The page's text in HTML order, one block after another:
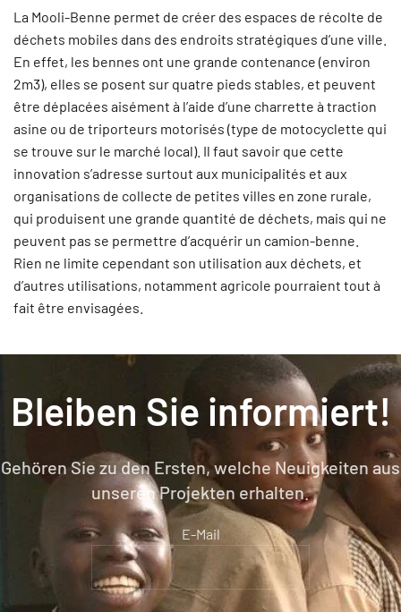
La Mooli-Benne permet de créer des espaces de récolte de
déchets mobiles dans des endroits stratégiques d’une ville.
En effet, les bennes ont une grande contenance (environ
2m3), elles se posent sur quatre pieds stables, et peuvent
être déplacées aisément à l’aide d’une charrette à traction
asine ou de triporteurs motorisés (type de motocyclette qui
se trouve sur le marché local). Il faut savoir que cette
innovation s’adresse surtout aux municipalités et aux
organisations de collecte de petites villes en zone rurale,
qui produisent une grande quantité de déchets, mais qui ne
peuvent pas se permettre d’acquérir un camion-benne.
Rien ne limite cependant son utilisation aux déchets, et
d’autres utilisations, notamment agricole pourraient tout à
fait être envisagées.
Bleiben Sie informiert!
Gehören Sie zu den Ersten, welche Neuigkeiten aus
unseren Projekten erhalten.
E-Mail